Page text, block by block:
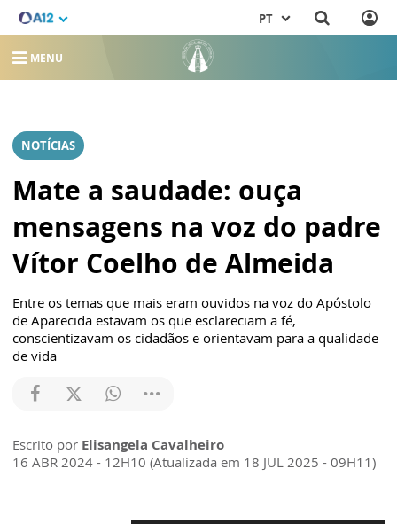
PT
MENU
NOTÍCIAS
Mate a saudade: ouça
mensagens na voz do padre
Vítor Coelho de Almeida
Entre os temas que mais eram ouvidos na voz do Apóstolo
de Aparecida estavam os que esclareciam a fé,
conscientizavam os cidadãos e orientavam para a qualidade
de vida
Escrito por Elisangela Cavalheiro
16 ABR 2024 - 12H10 (Atualizada em 18 JUL 2025 - 09H11)